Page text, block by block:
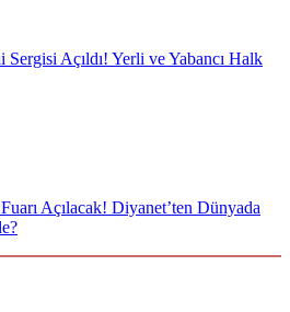
Açıldı! Yerli ve Yabancı Halk
Açılacak! Diyanet’ten Dünyada